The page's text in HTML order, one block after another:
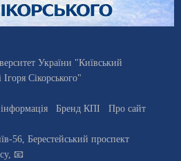
України "Київський
Сікорського"
Бренд КПІ
Про сайт
-56, Берестейський проспект
, 📧